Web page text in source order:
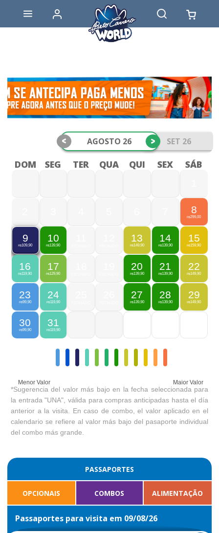
AGOSTO 26 SET 26
< >
DOM SEG TER QUA QUI SEX SÁB
8
R$299,00
9
R$109,90
10
R$139,90
13
R$149,90
14
R$139,90
15
R$159,90
16
R$119,90
17
R$129,90
20
R$139,90
21
R$139,90
22
R$149,90
23
R$99,90
24
R$119,90
27
R$139,90
28
R$139,90
29
R$149,90
30
R$99,90
31
R$119,90
Menor Valor Maior Valor
*Sugerencia del valor más bajo en la fecha seleccionada para
la entrada "UNA", válida para compras anticipadas hasta el día
anterior a la visita. En caso de combo, el valor aplicado en el
calendario se refiere al valor más bajo del pasaporte individual
del combo más grande.
PASSAPORTES
OPCIONAIS COMBOS ALIMENTAÇÃO
Passaportes para visita em 09/08/26